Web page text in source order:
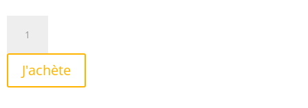
Duo
concertant
J'achète